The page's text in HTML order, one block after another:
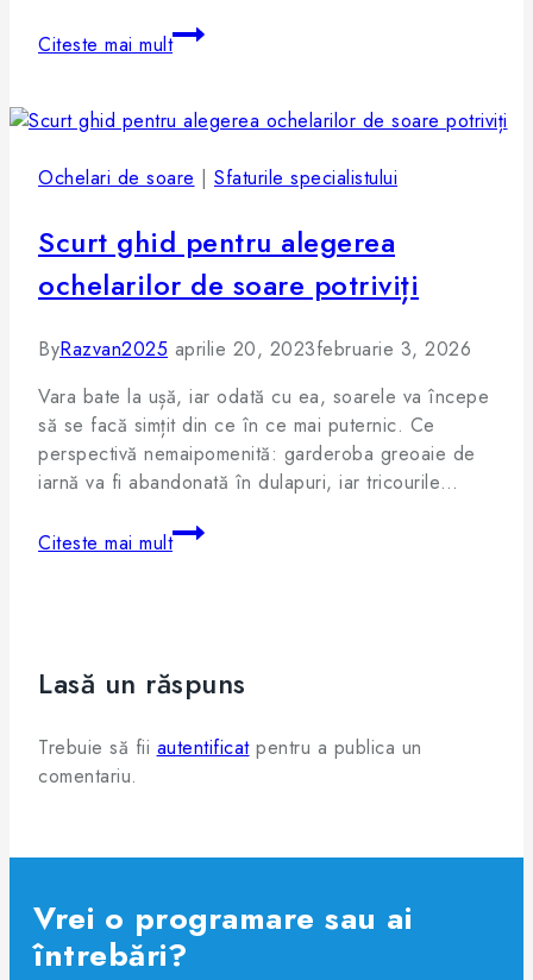
Citeste mai mult
Ochelari de soare | Sfaturile specialistului
Scurt ghid pentru alegerea
ochelarilor de soare potriviți
ByRazvan2025 aprilie 20, 2023februarie 3, 2026
Vara bate la ușă, iar odată cu ea, soarele va începe
să se facă simțit din ce în ce mai puternic. Ce
perspectivă nemaipomenită: garderoba greoaie de
iarnă va fi abandonată în dulapuri, iar tricourile…
Citeste mai mult
Lasă un răspuns
Trebuie să fii autentificatpentru a publica un
comentariu.
Vrei o programare sau ai
întrebări?